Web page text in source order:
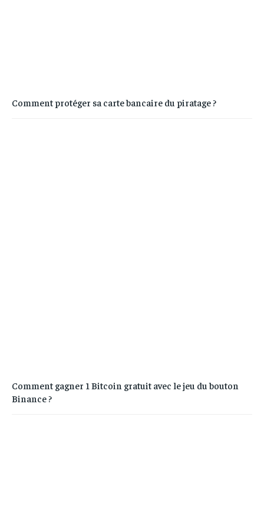
Comment protéger sa carte bancaire du piratage ?
Comment gagner 1 Bitcoin gratuit avec le jeu du bouton
Binance ?